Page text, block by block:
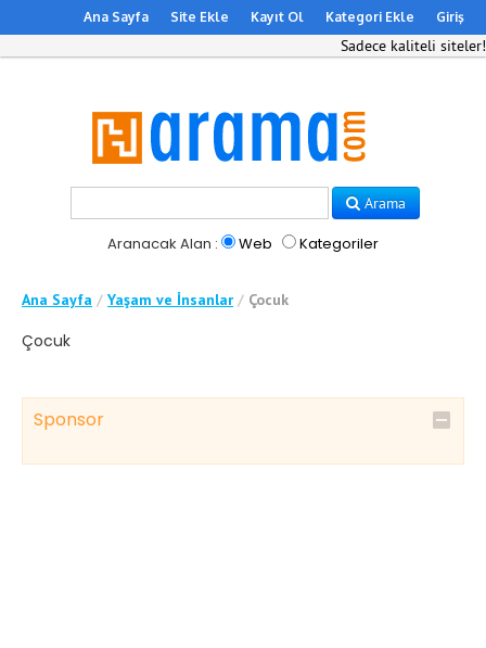
Ana Sayfa Site Ekle Kayıt Ol Kategori Ekle Giriş
Sadece kaliteli siteler!
Arama
Aranacak Alan : Web Kategoriler
Ana Sayfa / Yaşam ve İnsanlar / Çocuk
Çocuk
Sponsor